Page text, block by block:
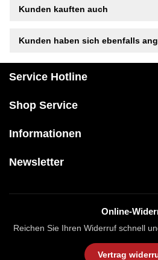
Kunden kauften auch
Kunden haben sich ebenfalls
Service Hotline
Shop Service
Informationen
Newsletter
Online-
Reichen Sie Ihren Widerruf schnell
Vertrag